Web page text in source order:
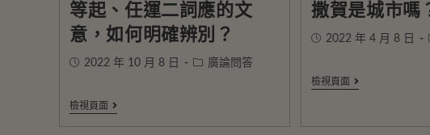
等起、任運二詞應的文
意，如何明確辨別？
2022 年 10 月 8 日 廣論問答
檢視頁面
撒賀是城市嗎
2022 年 4 月 8 日
檢視頁面